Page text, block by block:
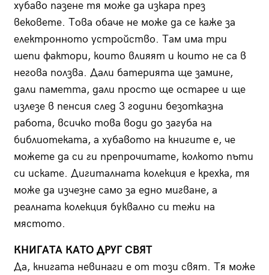
хубаво пазене тя може да изкара през
вековете. Това обаче не може да се каже за
електронното устройство. Там има три
шепи фактори, които влияят и които не са в
негова ползва. Дали батерията ще замине,
дали паметта, дали просто ще остарее и ще
излезе в пенсия след 3 години безотказна
работа, всичко това води до загуба на
библиотеката, а хубавото на книгите е, че
можете да си ги препрочитате, колкото пъти
си искате. Дигиталната колекция е крехка, тя
може да изчезне само за едно мигване, а
реалната колекция буквално си тежи на
мястото.
КНИГАТА КАТО ДРУГ СВЯТ
Да, книгата невинаги е от този свят. Тя може